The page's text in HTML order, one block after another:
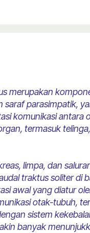
merupakan
saraf parasimpatik,
komunikasi antara
termasuk
limpa, dan
traktus soliter di
awal yang diatur
otak-tubuh,
sistem
banyak